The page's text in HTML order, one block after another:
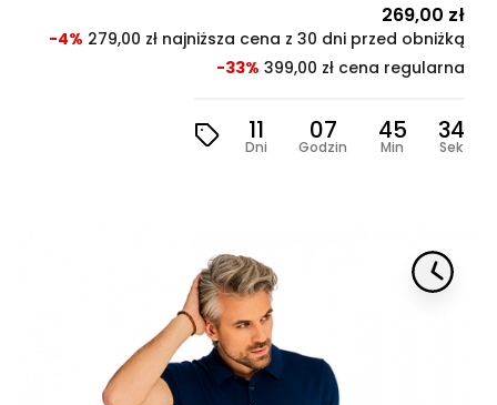
Cena
269,00 zł
-4% 279,00 zł najniższa cena z 30 dni przed obniżką
-33% 399,00 zł cena regularna
11
Dni
07
Godzin
45
Min
32
Sek